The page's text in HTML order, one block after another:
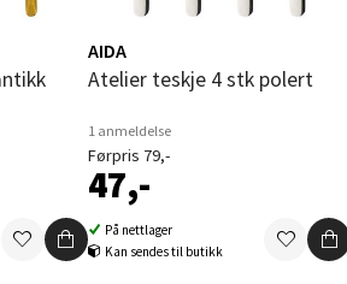
AIDA
Atelier teskje 4 stk polert
1 anmeldelse
Førpris 79,-
47,-
På nettlager
Kan sendes til butikk
i dag 10-19
- Thon Senter
Senter Orkanger, Orkdalsveien 113,